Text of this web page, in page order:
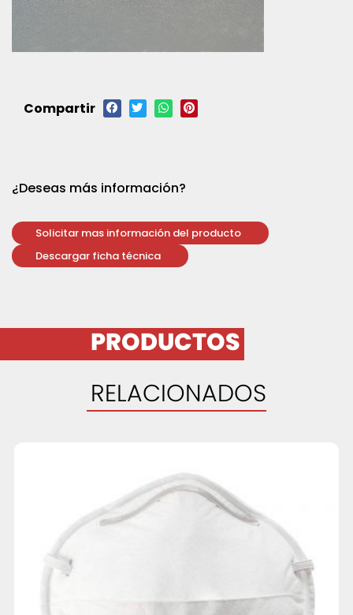
Compartir
¿Deseas más información?
Solicitar mas información del producto
Descargar ficha técnica
PRODUCTOS
RELACIONADOS